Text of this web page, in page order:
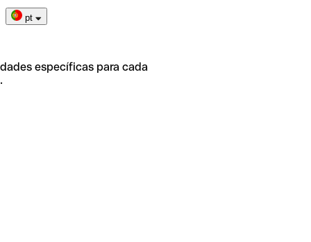
pt
específicas para cada